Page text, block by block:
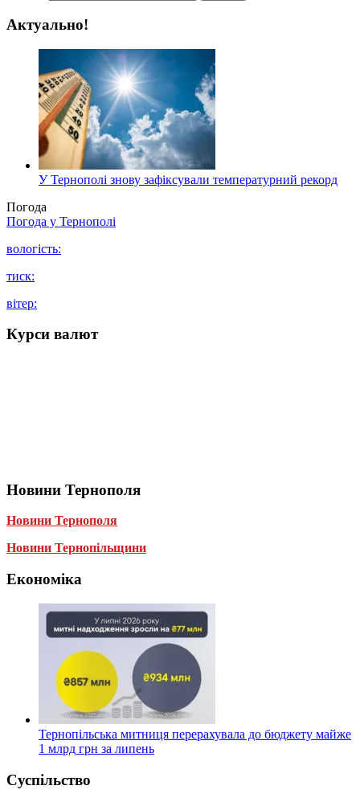
Актуально!
У Тернополі знову зафіксували температурний рекорд
Погода
Погода у Тернополі
вологість:
тиск:
вітер:
Курси валют
Новини Тернополя
Новини Тернополя
Новини Тернопільщини
Економіка
Тернопільська митниця перерахувала до бюджету майже
1 млрд грн за липень
Суспільство